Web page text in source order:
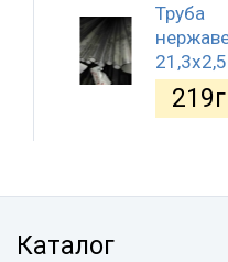
Труба
219
Каталог